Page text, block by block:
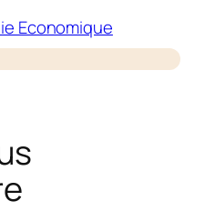
Economique